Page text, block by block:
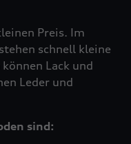
Preis. Im
schnell kleine
Lack und
Leder und
sind: